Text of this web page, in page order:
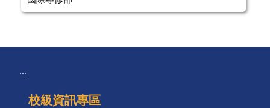
:::
校級資訊專區